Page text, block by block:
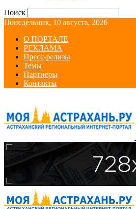
Поиск
Понедельник, 10 августа, 2026
О ПОРТАЛЕ
РЕКЛАМА
Пресс-релизы
Темы
Партнеры
Контакты